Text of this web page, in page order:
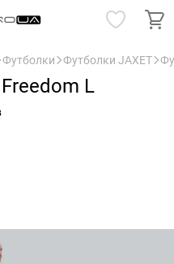
Футболки Футболки JAXET
L